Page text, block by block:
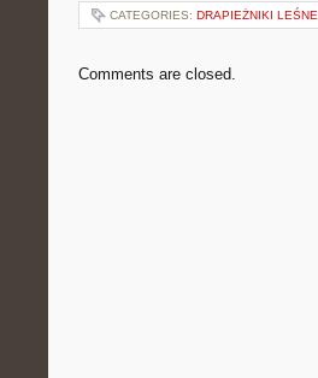
CATEGORIES: DRAPIEŻNIKI LEŚNE
Comments are closed.